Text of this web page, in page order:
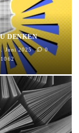
DENKEN
Juni 2025
0
1062